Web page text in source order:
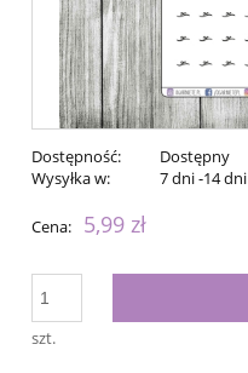
Dostępność:
Dostępny
Wysyłka w:
7 dni -14 dni
Cena: 5,99 zł
szt.